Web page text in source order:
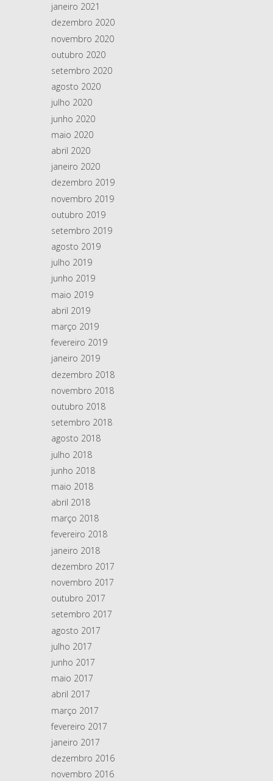
janeiro 2021
dezembro 2020
novembro 2020
outubro 2020
setembro 2020
agosto 2020
julho 2020
junho 2020
maio 2020
abril 2020
janeiro 2020
dezembro 2019
novembro 2019
outubro 2019
setembro 2019
agosto 2019
julho 2019
junho 2019
maio 2019
abril 2019
março 2019
fevereiro 2019
janeiro 2019
dezembro 2018
novembro 2018
outubro 2018
setembro 2018
agosto 2018
julho 2018
junho 2018
maio 2018
abril 2018
março 2018
fevereiro 2018
janeiro 2018
dezembro 2017
novembro 2017
outubro 2017
setembro 2017
agosto 2017
julho 2017
junho 2017
maio 2017
abril 2017
março 2017
fevereiro 2017
janeiro 2017
dezembro 2016
novembro 2016